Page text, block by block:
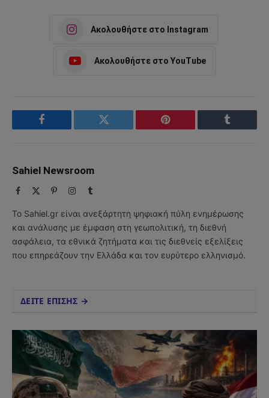
Ακολουθήστε στο Instagram
Ακολουθήστε στο YouTube
Facebook Twitter Pinterest Tumblr
Sahiel Newsroom
Facebook PinterestInstagram
Tumblr
Το Sahiel.gr είναι ανεξάρτητη ψηφιακή πύλη ενημέρωσης
και ανάλυσης με έμφαση στη γεωπολιτική, τη διεθνή
ασφάλεια, τα εθνικά ζητήματα και τις διεθνείς εξελίξεις
που επηρεάζουν την Ελλάδα και τον ευρύτερο ελληνισμό.
ΔΕΙΤΕ ΕΠΙΣΗΣ →